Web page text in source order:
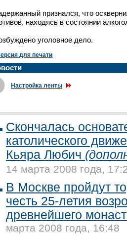
признался, что
находясь в состоянии
уголовное дело.
для печати
Настройка ленты
Скончалась
католического
Кьяра Любич
14 марта 2008 года,
В Москве пройдут
честь 25-летия
древнейшего
марта 2008 года, 16:48